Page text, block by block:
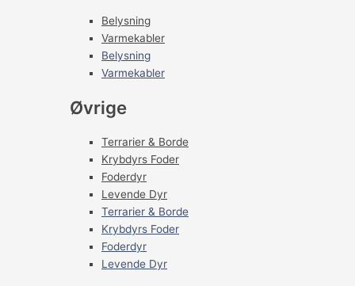
Belysning
Varmekabler
Belysning
Varmekabler
Øvrige
Terrarier & Borde
Krybdyrs Foder
Foderdyr
Levende Dyr
Terrarier & Borde
Krybdyrs Foder
Foderdyr
Levende Dyr